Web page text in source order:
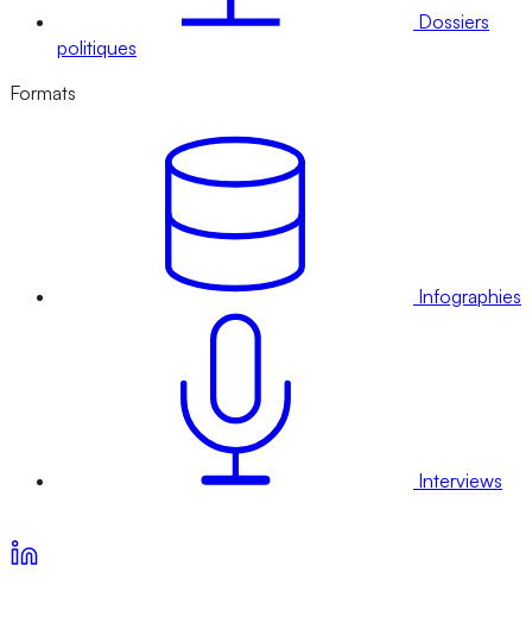
Dossiers
politiques
Formats
Infographies
Interviews